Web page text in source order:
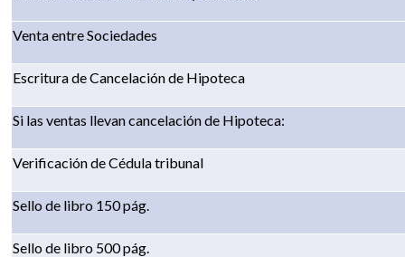
Venta entre Sociedades
Escritura de Cancelación de Hipoteca
Si las ventas llevan cancelación de Hipoteca:
Verificación de Cédula tribunal
Sello de libro 150 pág.
Sello de libro 500 pág.